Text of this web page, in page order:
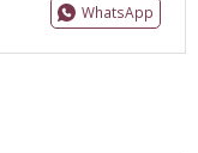
WhatsApp